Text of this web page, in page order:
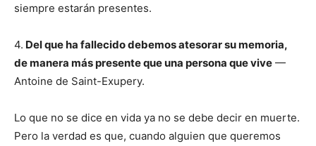
siempre estarán presentes.
4. Del que ha fallecido debemos atesorar su memoria,
de manera más presente que una persona que vive —
Antoine de Saint-Exupery.
Lo que no se dice en vida ya no se debe decir en muerte.
Pero la verdad es que, cuando alguien que queremos